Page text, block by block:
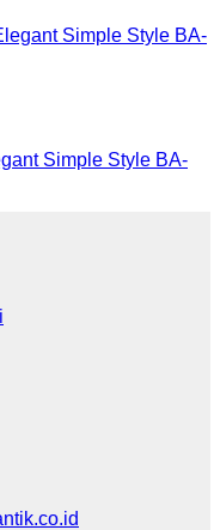
Simple Style BA-